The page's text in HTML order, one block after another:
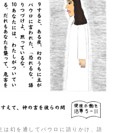
は幻を通してパウロに語りかけ、語